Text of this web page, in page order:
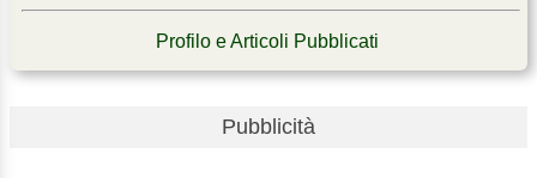
Profilo e Articoli Pubblicati
Pubblicità